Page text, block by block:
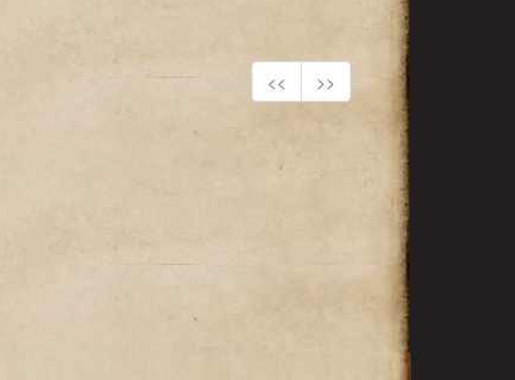
<< >>